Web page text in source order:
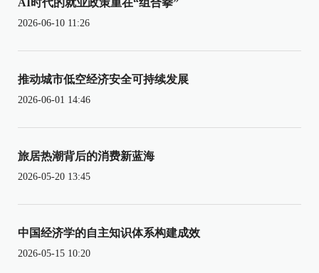
AI时代的就业政策重在“组合拳”
2026-06-10 11:26
推动城市低空经济安全可持续发展
2026-06-01 14:46
旅居热潮背后的消费新蓝海
2026-05-20 13:45
中国经济学的自主知识体系构建成效
2026-05-15 10:20